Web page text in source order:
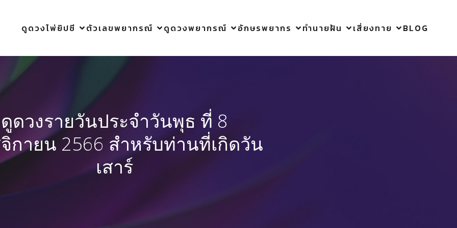
ดูดวงไพ่ยิปซี ตัวเลขพยากรณ์ ดูดวงพยากรณ์ อักษรพยากร ทำนายฝัน เสี่ยงทาย BLOG
ดูดวงรายวันประจำวันพุธ ที่ 8
กายน 2566 สำหรับท่านที่เกิดวัน
เสาร์